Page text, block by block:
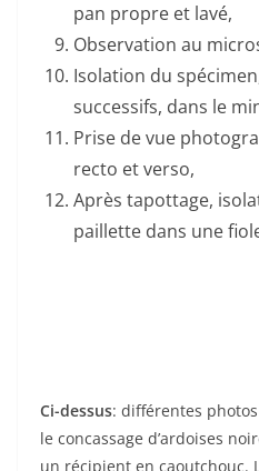
pan propre et lavé,
Observation au
Isolation du
successifs, dans le
Prise de vue
recto et verso,
Après tapottage,
paillette dans une
Ci-dessus: différentes
le concassage d’ardoises
un récipient en caoutchouc.